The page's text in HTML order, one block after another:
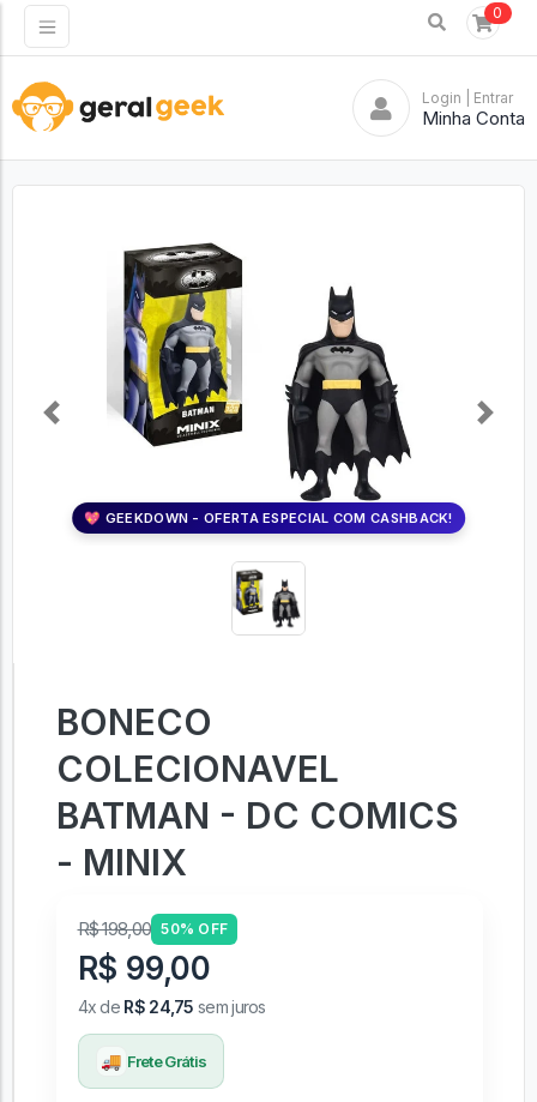
0
Login | Entrar
Minha Conta
💖 GEEKDOWN - OFERTA ESPECIAL COM CASHBACK!
Previous Next
BONECO
COLECIONAVEL
BATMAN - DC COMICS
- MINIX
R$ 198,00 50% OFF
R$ 99,00
4x de R$ 24,75 sem juros
🚚 Frete Grátis